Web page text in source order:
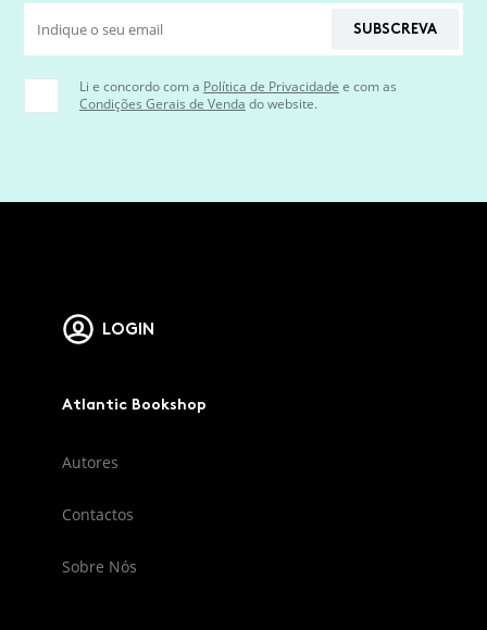
SUBSCREVA
Li e concordo com a Política de Privacidade e com as
Condições Gerais de Venda do website.
LOGIN
Atlantic Bookshop
Autores
Contactos
Sobre Nós